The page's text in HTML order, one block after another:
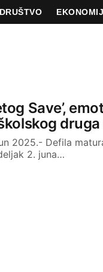
DRUŠTVO
Save’,
druga
2025.- Defila
2. juna…